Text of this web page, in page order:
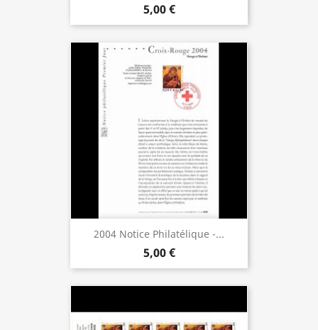
5,00 €
2004 Notice Philatélique -...
5,00 €